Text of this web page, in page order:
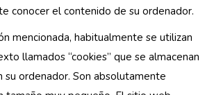
conocer el contenido de su ordenador.
mencionada, habitualmente se utilizan
llamados “cookies” que se almacenan
ordenador. Son absolutamente